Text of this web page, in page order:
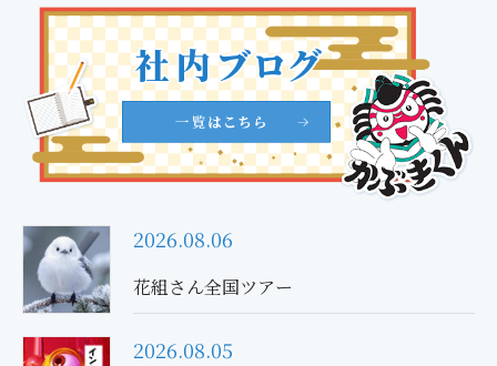
2026.08.06
花組さん全国ツアー
2026.08.05